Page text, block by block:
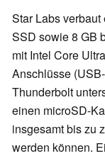
Star Labs
SSD sowie 8 GB
mit Intel Core
Anschlüsse
Thunderbolt
einen microSD-
insgesamt bis zu
werden können.